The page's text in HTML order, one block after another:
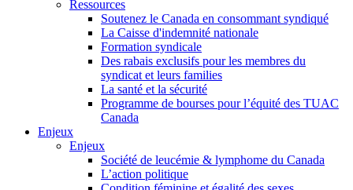
Ressources
Soutenez le Canada en consommant syndiqué
La Caisse d'indemnité nationale
Formation syndicale
Des rabais exclusifs pour les membres du
syndicat et leurs families
La santé et la sécurité
Programme de bourses pour l’équité des TUAC
Canada
Enjeux
Enjeux
Société de leucémie & lymphome du Canada
L’action politique